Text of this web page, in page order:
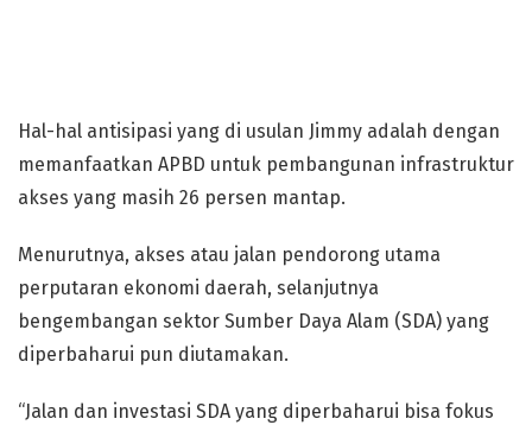
Hal-hal antisipasi yang di usulan Jimmy adalah dengan
memanfaatkan APBD untuk pembangunan infrastruktur
akses yang masih 26 persen mantap.
Menurutnya, akses atau jalan pendorong utama
perputaran ekonomi daerah, selanjutnya
bengembangan sektor Sumber Daya Alam (SDA) yang
diperbaharui pun diutamakan.
“Jalan dan investasi SDA yang diperbaharui bisa fokus